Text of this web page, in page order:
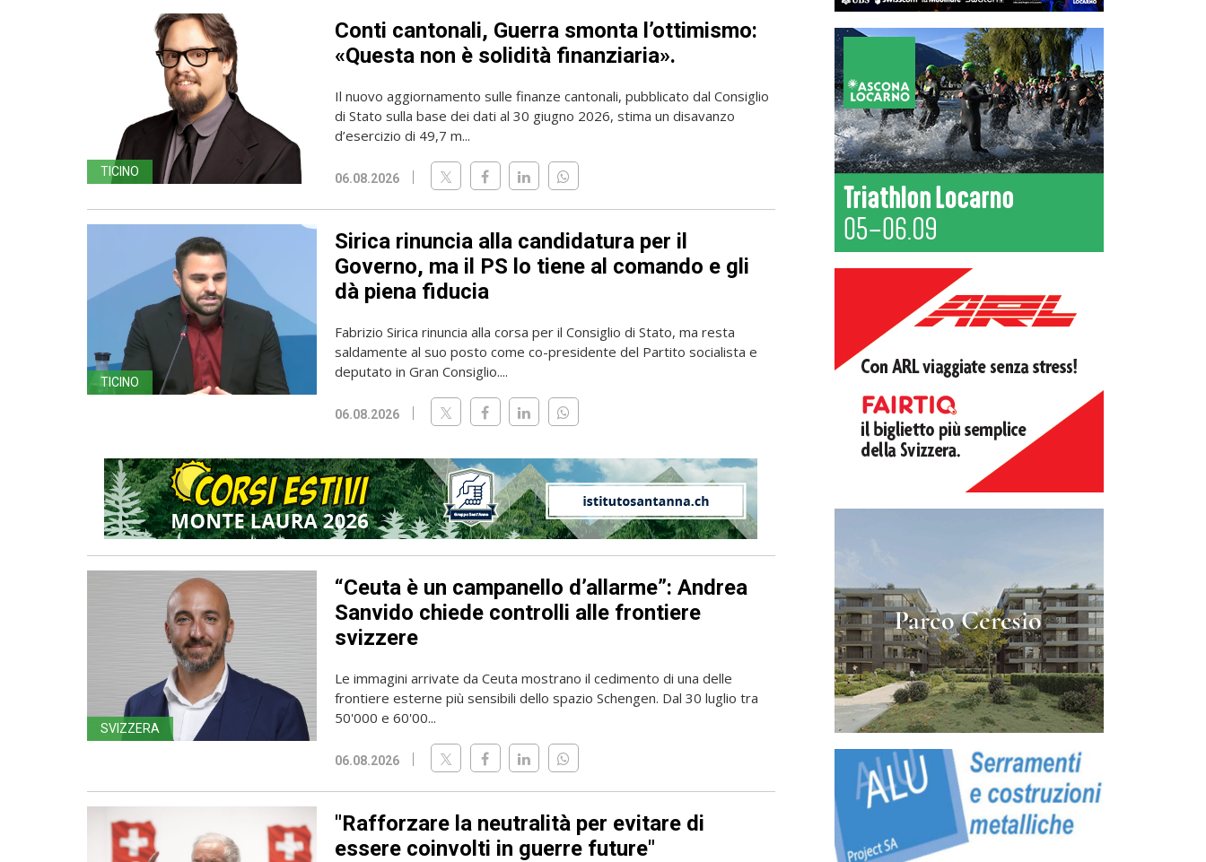
TICINO
Conti cantonali, Guerra smonta l’ottimismo:
«Questa non è solidità finanziaria».
Il nuovo aggiornamento sulle finanze cantonali, pubblicato dal Consiglio
di Stato sulla base dei dati al 30 giugno 2026, stima un disavanzo
d’esercizio di 49,7 m...
06.08.2026
TICINO
Sirica rinuncia alla candidatura per il
Governo, ma il PS lo tiene al comando e gli
dà piena fiducia
Fabrizio Sirica rinuncia alla corsa per il Consiglio di Stato, ma resta
saldamente al suo posto come co-presidente del Partito socialista e
deputato in Gran Consiglio....
06.08.2026
SVIZZERA
“Ceuta è un campanello d’allarme”: Andrea
Sanvido chiede controlli alle frontiere
svizzere
Le immagini arrivate da Ceuta mostrano il cedimento di una delle
frontiere esterne più sensibili dello spazio Schengen. Dal 30 luglio tra
50'000 e 60'00...
06.08.2026
"Rafforzare la neutralità per evitare di
essere coinvolti in guerre future"